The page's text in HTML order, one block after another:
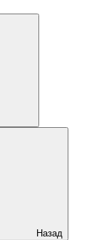
Назад